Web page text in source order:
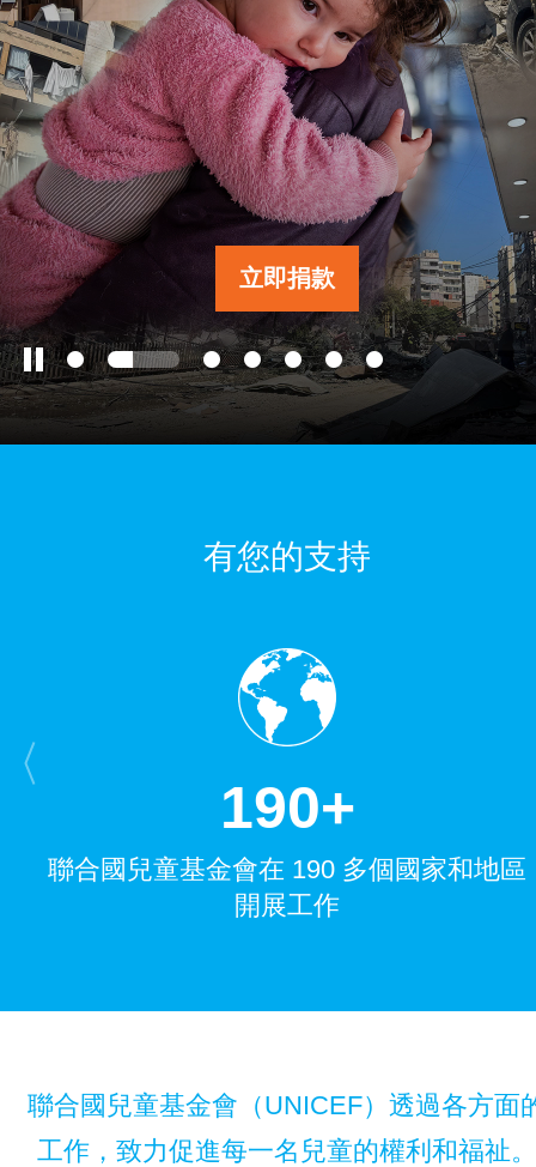
關於我們
訊息中心
立即捐款
有您的支持
190+
聯合國兒童基金會在 190 多個國家和地區
開展工作
聯合國兒童基金會（UNICEF）透過各方面
工作，致力促進每一名兒童的權利和福祉。